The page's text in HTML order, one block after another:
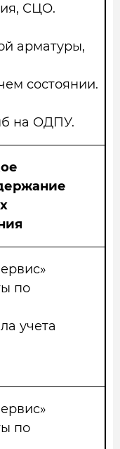
СЦО.
арматуры,
состоянии.
на ОДПУ.
по
учета
по